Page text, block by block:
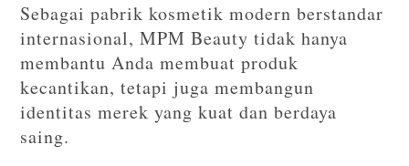
Sebagai pabrik kosmetik modern berstandar
internasional, MPM Beauty tidak hanya
membantu Anda membuat produk
kecantikan, tetapi juga membangun
identitas merek yang kuat dan berdaya
saing.